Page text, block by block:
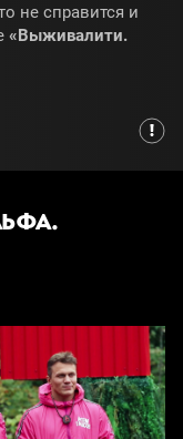
не справится и
«Выживалити.